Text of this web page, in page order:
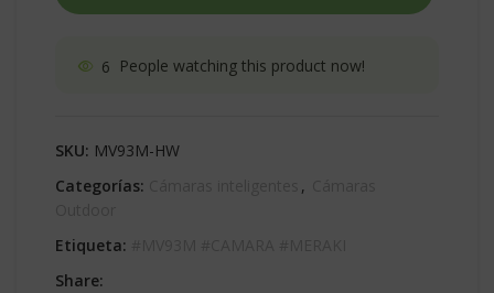
6 People watching this product now!
SKU: MV93M-HW
Categorías:
,
Etiqueta:
Share: